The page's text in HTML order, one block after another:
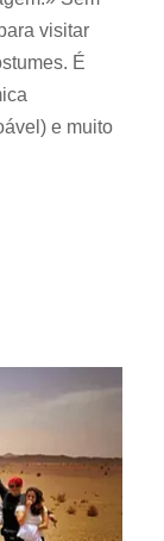
visitar
É
e muito